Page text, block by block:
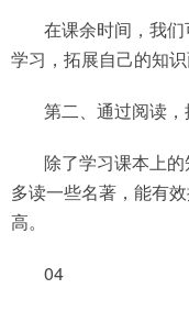
在课余时间，我
学习，拓展自己的知识
第二、通过阅读，
除了学习课本上
多读一些名著，能有
高。
04